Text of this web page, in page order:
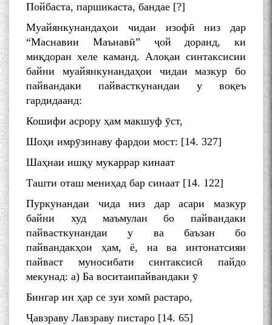
Пойбаста, паршикаста, бандае [?]
Муайянкунандаҳои чидаи изофӣ низ дар
“Маснавии Маънавӣ” ҷой доранд, ки
миқдоран хеле каманд. Алоқаи синтаксисии
байни муайянкунандаҳои чидаи мазкур бо
пайвандаки пайвасткунандаи у воқеъ
гардидаанд:
Кошифи асрору ҳам макшуф ӯст,
Шоҳи имрӯзинаву фардои мост: [14. 327]
Шаҳнаи ишқу мукаррар кинаат
Ташти оташ мениҳад бар синаат [14. 122]
Пуркунандаи чида низ дар асари мазкур
байни худ маъмулан бо пайвандаки
пайвасткунандаи у ва баъзан бо
пайвандакҳои ҳам, ё, на ва интонатсияи
пайваст муносибати синтаксисӣ пайдо
мекунад: а) Ба воситаипайвандаки ӯ
Бингар ин ҳар се зуи хомӣ растаро,
Ҷавзраву Лавзраву пистаро [14. 65]